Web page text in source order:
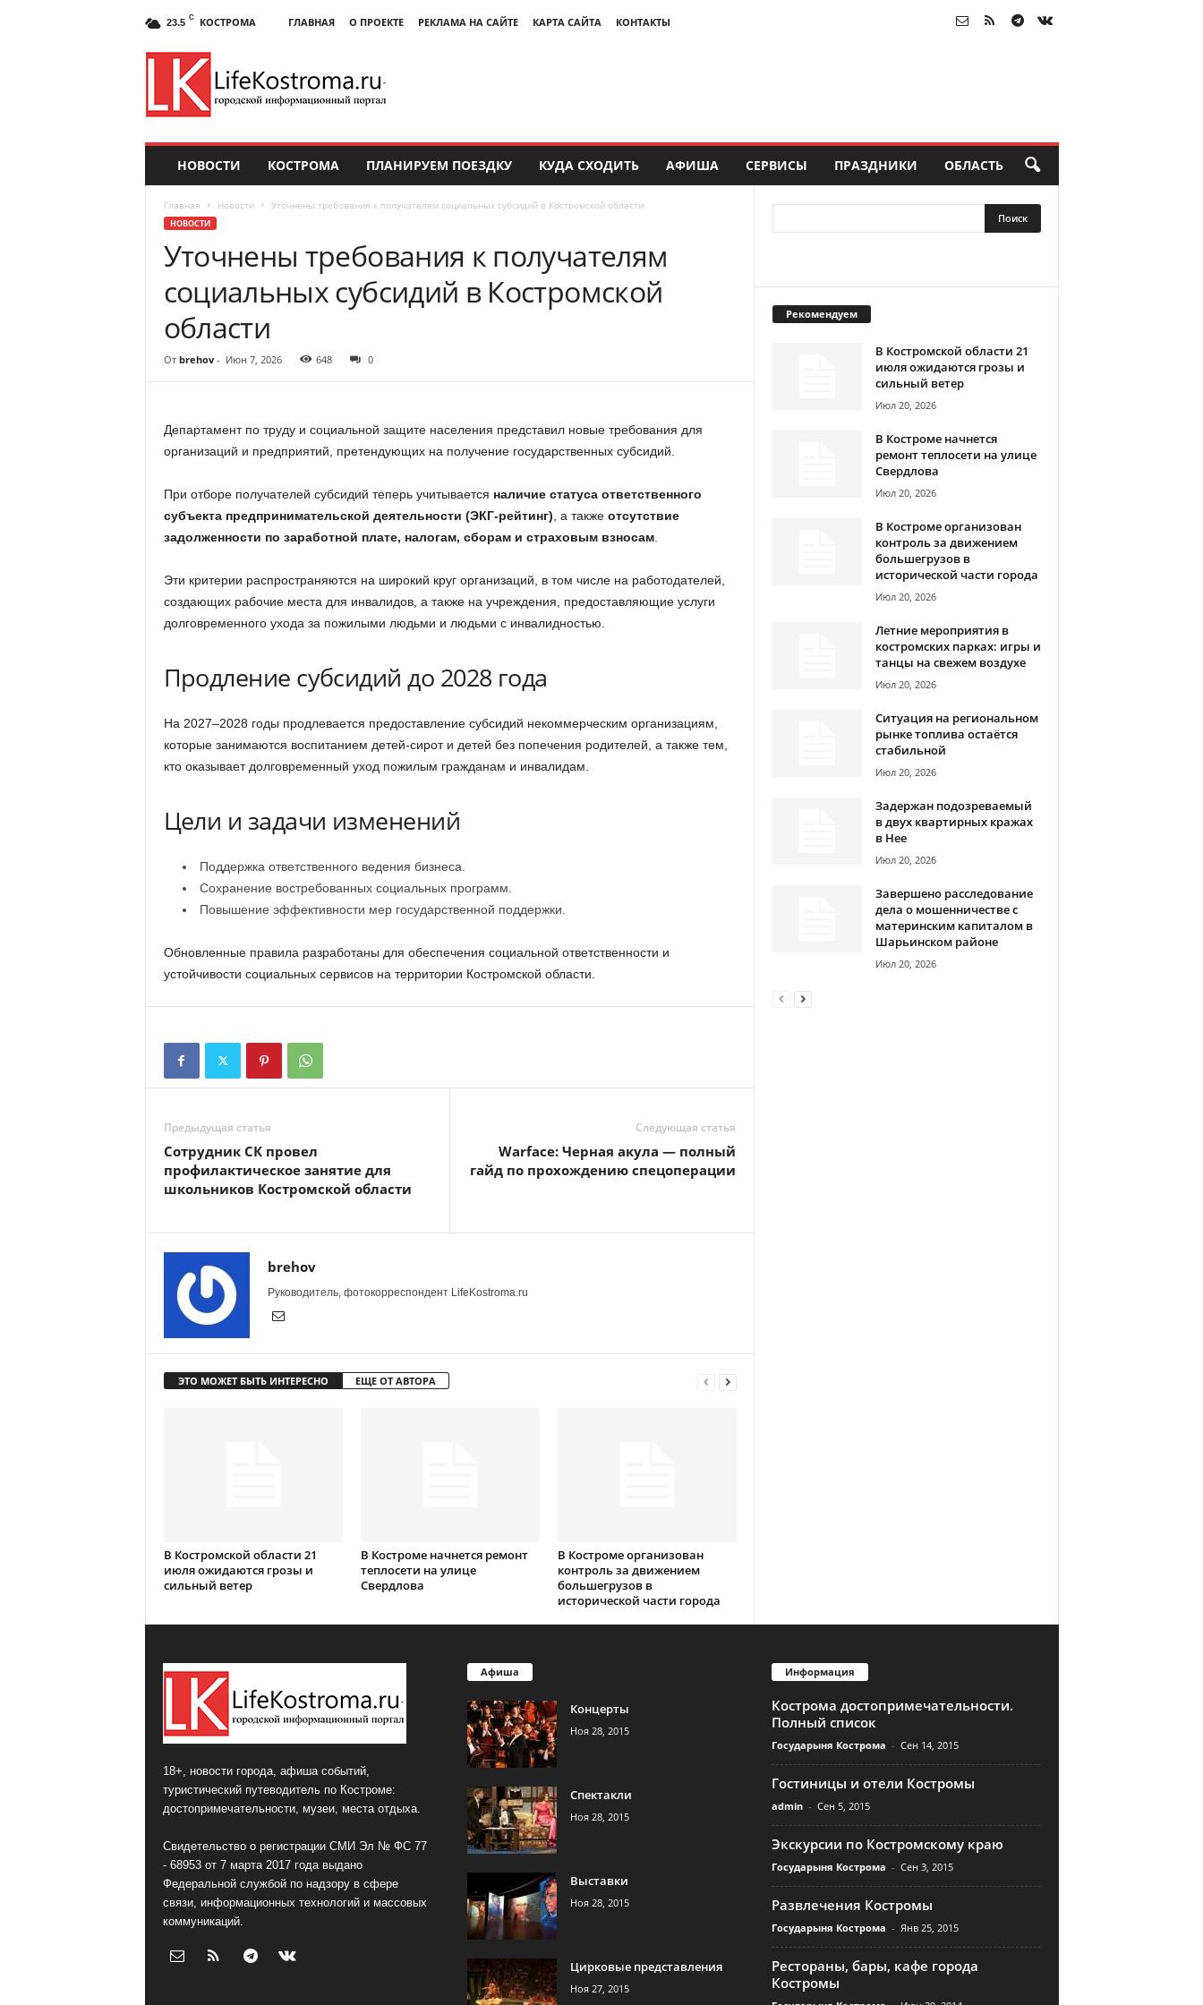
23.5 C КОСТРОМА ГЛАВНАЯ О ПРОЕКТЕ РЕКЛАМА НА САЙТЕ КАРТА САЙТА КОНТАКТЫ
НОВОСТИ КОСТРОМА ПЛАНИРУЕМ ПОЕЗДКУ КУДА СХОДИТЬ АФИША СЕРВИСЫ ПРАЗДНИКИ ОБЛАСТЬ
Главная Новости Уточнены требования к получателям социальных субсидий в Костромской области
НОВОСТИ
Уточнены требования к получателям
социальных субсидий в Костромской
области
От brehov- Июн 7, 2026 648 0
Департамент по труду и социальной защите населения представил новые требования для
организаций и предприятий, претендующих на получение государственных субсидий.
При отборе получателей субсидий теперь учитывается наличие статуса ответственного
субъекта предпринимательской деятельности (ЭКГ-рейтинг) , а также отсутствие
задолженности по заработной плате, налогам, сборам и страховым взносам.
Эти критерии распространяются на широкий круг организаций, в том числе на работодателей,
создающих рабочие места для инвалидов, а также на учреждения, предоставляющие услуги
долговременного ухода за пожилыми людьми и людьми с инвалидностью.
Продление субсидий до 2028 года
На 2027–2028 годы продлевается предоставление субсидий некоммерческим организациям,
которые занимаются воспитанием детей-сирот и детей без попечения родителей, а также тем,
кто оказывает долговременный уход пожилым гражданам и инвалидам.
Цели и задачи изменений
Поддержка ответственного ведения бизнеса.
Сохранение востребованных социальных программ.
Повышение эффективности мер государственной поддержки.
Обновленные правила разработаны для обеспечения социальной ответственности и
устойчивости социальных сервисов на территории Костромской области.
Предыдущая статья
Сотрудник СК провел
профилактическое занятие для
школьников Костромской области
Следующая статья
Warface: Черная акула — полный
гайд по прохождению спецоперации
brehov
Руководитель, фотокорреспондент LifeKostroma.ru
ЭТО МОЖЕТ БЫТЬ ИНТЕРЕСНО ЕЩЕ ОТ АВТОРА
В Костромской области 21
июля ожидаются грозы и
сильный ветер
В Костроме начнется ремонт
теплосети на улице
Свердлова
В Костроме организован
контроль за движением
большегрузов в
исторической части города
Рекомендуем
В Костромской области 21
июля ожидаются грозы и
сильный ветер
Июл 20, 2026
В Костроме начнется
ремонт теплосети на улице
Свердлова
Июл 20, 2026
В Костроме организован
контроль за движением
большегрузов в
исторической части города
Июл 20, 2026
Летние мероприятия в
костромских парках: игры и
танцы на свежем воздухе
Июл 20, 2026
Ситуация на региональном
рынке топлива остаётся
стабильной
Июл 20, 2026
Задержан подозреваемый
в двух квартирных кражах
в Нее
Июл 20, 2026
Завершено расследование
дела о мошенничестве с
материнским капиталом в
Шарьинском районе
Июл 20, 2026
18+, новости города, афиша событий,
туристический путеводитель по Костроме:
достопримечательности, музеи, места отдыха.
Свидетельство о регистрации СМИ Эл № ФС 77
- 68953 от 7 марта 2017 года выдано
Федеральной службой по надзору в сфере
связи, информационных технологий и массовых
коммуникаций.
Афиша
Концерты
Ноя 28, 2015
Спектакли
Ноя 28, 2015
Выставки
Ноя 28, 2015
Цирковые представления
Ноя 27, 2015
Информация
Кострома достопримечательности.
Полный список
Государыня Кострома - Сен 14, 2015
Гостиницы и отели Костромы
admin - Сен 5, 2015
Экскурсии по Костромскому краю
Государыня Кострома - Сен 3, 2015
Развлечения Костромы
Государыня Кострома - Янв 25, 2015
Рестораны, бары, кафе города
Костромы